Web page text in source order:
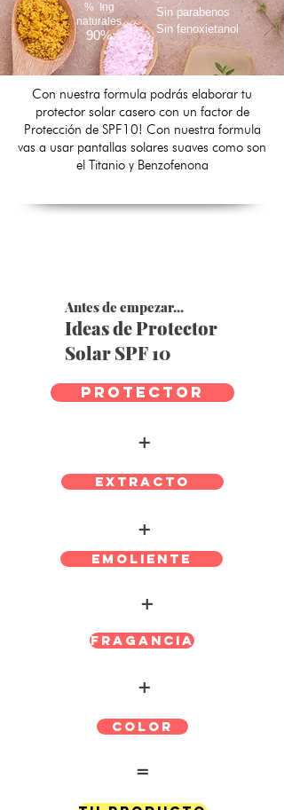
% Ing
naturales
90%
Sin parabenos
Sin fenoxietanol
Con nuestra formula podrás elaborar tu
protector solar casero con un factor de
Protección de SPF10! Con nuestra formula
vas a usar pantallas solares suaves como son
el Titanio y Benzofenona
Antes de empezar...
Ideas deProtector
Solar SPF 10
Protector
+
Extracto
+
Emoliente
+
Fragancia
+
Color
=